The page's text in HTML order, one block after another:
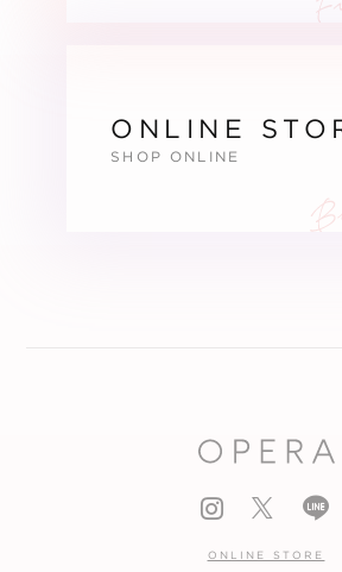
ONLINE
SHOP ONLINE
ONLINE STORE